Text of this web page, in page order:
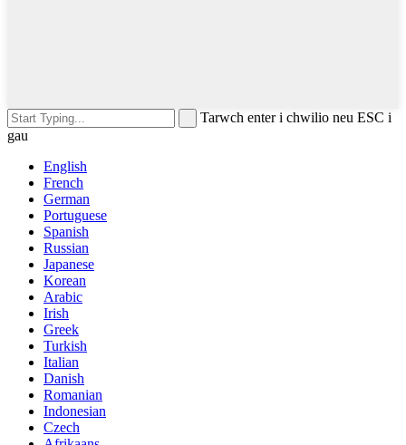
Tarwch enter i chwilio neu ESC i
gau
English
French
German
Portuguese
Spanish
Russian
Japanese
Korean
Arabic
Irish
Greek
Turkish
Italian
Danish
Romanian
Indonesian
Czech